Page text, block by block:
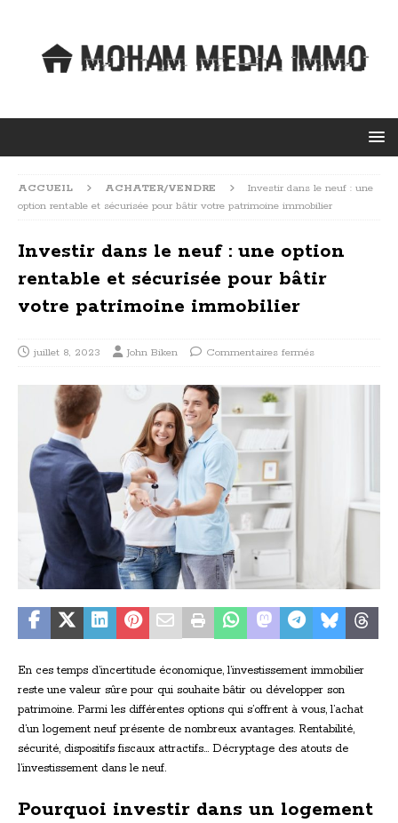
ACCUEIL ACHATER/VENDRE
Investir dans le neuf : une
option rentable et sécurisée pour bâtir votre patrimoine immobilier
Investir dans le neuf : une option
rentable et sécurisée pour bâtir
votre patrimoine immobilier
juillet 8, 2023 John Biken Commentaires fermés
En ces temps d’incertitude économique, l’investissement immobilier
reste une valeur sûre pour qui souhaite bâtir ou développer son
patrimoine. Parmi les différentes options qui s’offrent à vous, l’achat
d’un logement neuf présente de nombreux avantages. Rentabilité,
sécurité, dispositifs fiscaux attractifs… Décryptage des atouts de
l’investissement dans le neuf.
Pourquoi investir dans un logement